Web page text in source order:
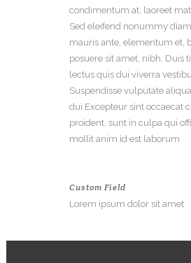
condimentum at, laoreet
Sed eleifend nonummy
mauris ante, elementum et,
posuere sit amet, nibh. Duis
lectus quis dui viverra
Suspendisse vulputate
dui.Excepteur sint occaecat
proident, sunt in culpa qui
mollit anim id est laborum
Custom Field
Lorem ipsum dolor sit amet